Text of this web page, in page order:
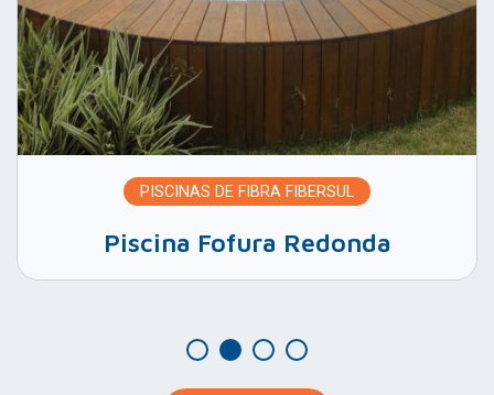
PISCINAS DE FIBRA FIBERSUL
Piscina Fofura Redonda